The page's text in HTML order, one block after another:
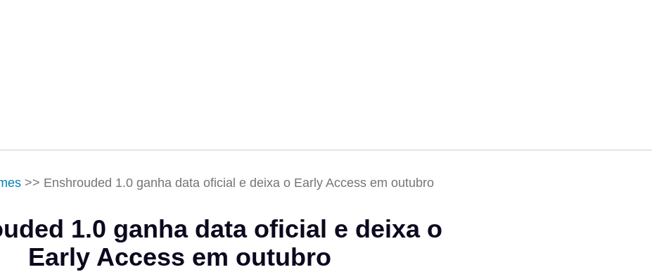
>> Enshrouded 1.0 ganha data oficial e deixa o Early Access em outubro
1.0 ganha data oficial e deixa o
Early Access em outubro